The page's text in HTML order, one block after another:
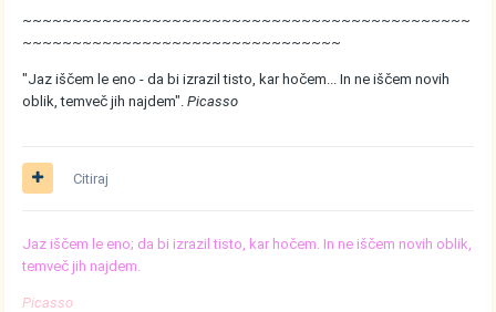
~~~~~~~~~~~~~~~~~~~~~~~~~~~~~~~~~~~~~~~~~~~~~
~~~~~~~~~~~~~~~~~~~~~~~~~~~~~~~~
"Jaz iščem le eno - da bi izrazil tisto, kar hočem... In ne iščem novih
oblik, temveč jih najdem".Picasso
Citiraj
Jaz iščem le eno; da bi izrazil tisto, kar hočem. In ne iščem novih oblik,
temveč jih najdem.
Picasso